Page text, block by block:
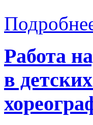
Работа
в